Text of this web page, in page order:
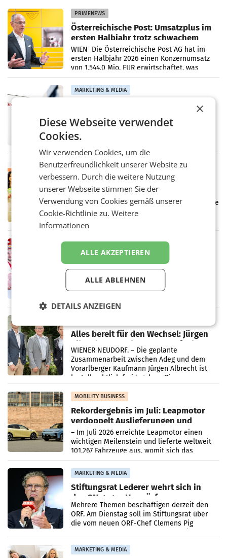
PRIMENEWS
Österreichische Post: Umsatzplus im
ersten Halbjahr trotz schwachem
Briefgeschäft
WIEN Die Österreichische Post AG hat im
ersten Halbjahr 2026 einen Konzernumsatz
von 1.544,0 Mio. EUR erwirtschaftet, was
einem Plus von 3,8 Prozent gegenüber dem
Vergleichszeitraum
MARKETING & MEDIA
UNTERFÖHRING/MAILAND/AMSTERDAM. Der
Frühjahr dank Kostensenkungen operativ
wieder Gewinn gemacht und die
Markterwartung deutlich übertroffen.
RETAIL
Eine Bühne für Zirkularität: ARA und
Müller informieren am POS über
Kreislauffähigkeit
Über den gesamten August hinweg rücken die
Altstoff Recycling Austria AG (ARA) und der
„Kreislauf-Helden“ in allen österreichischen
RETAIL
Penny modernisiert zwei Filialen in
Ober- und Niederösterreich
WIENER NEUDORF. – Im Rahmen einer
laufenden Modernisierungsoffensive
erneuert Penny zwei Filialen in Nieder- und
Oberösterreich. Die beiden Standorte liegen
in Haag sowie im rund
Alles bereit für den Wechsel: Jürgen
Albrecht setzt ab 1.1.2027 auf Adeg
WIENER NEUDORF. – Die geplante
Zusammenarbeit zwischen Adeg und dem
Vorarlberger Kaufmann Jürgen Albrecht ist
kartellrechtlich freigegeben: Die
Bundeswettbewerbsbehörde und der
Bundeskartellanwalt
MOBILITY BUSINESS
Rekordergebnis im Juli: Leapmotor
verdoppelt Auslieferungen und
überschreitet die 100.000er-Marke
– Im Juli 2026 erreichte Leapmotor einen
wichtigen Meilenstein und lieferte weltweit
101.267 Fahrzeuge aus, womit sich das
Ergebnis gegenüber Juli 2025 mehr als
verdoppelte (+102
MARKETING & MEDIA
Stiftungsrat Lederer wehrt sich in
den SN gegen Vorwürfe
Mehrere Themen beschäftigen derzeit den
ORF. Am Dienstag soll im Stiftungsrat über
die vom neuen ORF-Chef Clemens Pig
MARKETING & MEDIA
×
Diese Webseite verwendet
Cookies.
Wir verwenden Cookies, um die
Benutzerfreundlichkeit unserer Website zu
verbessern. Durch die weitere Nutzung
unserer Webseite stimmen Sie der
Verwendung von Cookies gemäß unserer
Cookie-Richtlinie zu.Weitere
Informationen
ALLE AKZEPTIEREN
ALLE ABLEHNEN
DETAILS ANZEIGEN